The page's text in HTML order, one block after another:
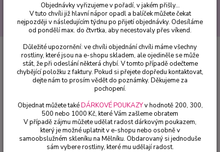
Hledat
Bylinky a léčivky
Laurus nobilis ,bobkový list (Bobkový list -
Vavřín) - 1 ks
Laurus nobilis ,bobkový list
(Bobkový list - Vavřín) - 1 ks
Objednávky vyřizujeme v pořadí, v jakém přišly...
V tuto chvíli již hlavní nápor opadl a balíček můžete čekat
nejpozději v následujícím týdnu po přijetí objednávky. Odesíláme
od pondělí max. do čtvrtka, aby necestovaly přes víkend.
Důležité upozornění: ve chvíli objednání chvíli máme všechny
rostliny, které jsou na e-shopu skladem, ale ojediněle se může
stát, že při odeslání některá chybí. V tomto případě odečteme
chybějící položku z faktury. Pokud si přejete dopředu kontaktovat,
dejte nám to prosím vědět do poznámky. Děkujeme za
pochopení.
Objednat můžete takéDÁRKOVÉ POUKAZYv hodnotě 200, 300,
500 nebo 1000 Kč, které Vám zašleme obratem
V případě zájmu můžete udělat radost dárkovým poukazem,
který je možné uplatnit v e-shopu nebo osobně v
samoobslužném skleníku na Mělníku. Obdarovaný si jednoduše
sám vybere rostliny, které mu udělají radost.